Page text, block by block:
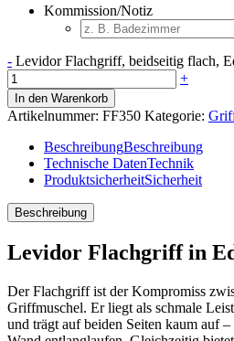
Kommission/Notiz
- Levidor Flachgriff, beidseitig flach,
+
In den Warenkorb
Artikelnummer: FF350 Kategorie:
BeschreibungBeschreibung
Technische DatenTechnik
ProduktsicherheitSicherheit
Beschreibung
Levidor Flachgriff in
Der Flachgriff ist der Kompromiss
Griffmuschel. Er liegt als schmale
und trägt auf beiden Seiten kaum auf